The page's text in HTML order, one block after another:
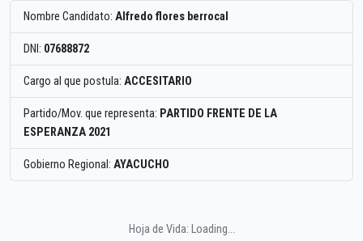
Nombre Candidato: Alfredo flores berrocal
DNI: 07688872
Cargo al que postula: ACCESITARIO
Partido/Mov. que representa: PARTIDO FRENTE DE LA
ESPERANZA 2021
Gobierno Regional: AYACUCHO
Hoja de Vida: Loading...